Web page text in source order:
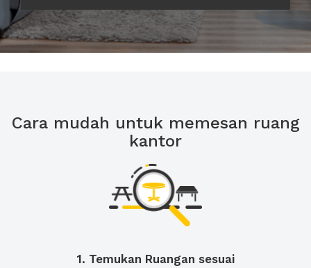
Cara mudah untuk memesan ruang
kantor
1. Temukan Ruangan sesuai